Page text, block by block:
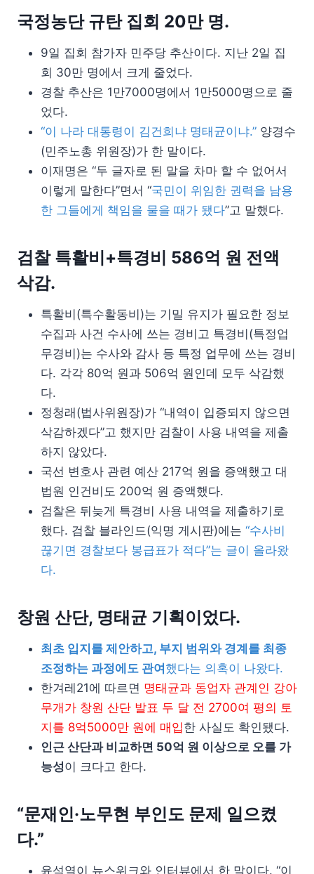
국정농단 규탄 집회 20만 명.
9일 집회 참가자 민주당 추산이다. 지난 2일 집
회 30만 명에서 크게 줄었다.
경찰 추산은 1만7000명에서 1만5000명으로 줄
었다.
“이 나라 대통령이 김건희냐 명태균이냐.” 양경수
(민주노총 위원장)가 한 말이다.
이재명은 “두 글자로 된 말을 차마 할 수 없어서
이렇게 말한다”면서 “국민이 위임한 권력을 남용
한 그들에게 책임을 물을 때가 됐다”고 말했다.
검찰 특활비+특경비 586억 원 전액
삭감.
특활비(특수활동비)는 기밀 유지가 필요한 정보
수집과 사건 수사에 쓰는 경비고 특경비(특정업
무경비)는 수사와 감사 등 특정 업무에 쓰는 경비
다. 각각 80억 원과 506억 원인데 모두 삭감했
다.
정청래(법사위원장)가 “내역이 입증되지 않으면
삭감하겠다”고 했지만 검찰이 사용 내역을 제출
하지 않았다.
국선 변호사 관련 예산 217억 원을 증액했고 대
법원 인건비도 200억 원 증액했다.
검찰은 뒤늦게 특경비 사용 내역을 제출하기로
했다. 검찰 블라인드(익명 게시판)에는 “수사비
끊기면 경찰보다 봉급표가 적다”는 글이 올라왔
다.
창원 산단, 명태균 기획이었다.
최초 입지를 제안하고, 부지 범위와 경계를 최종
조정하는 과정에도 관여 했다는 의혹이 나왔다.
한겨레21에 따르면 명태균과 동업자 관계인 강아
무개가 창원 산단 발표 두 달 전 2700여 평의 토
지를 8억5000만 원에 매입한 사실도 확인됐다.
인근 산단과 비교하면 50억 원 이상으로 오를 가
능성이 크다고 한다.
“문재인·노무현 부인도 문제 일으켰
다.”
윤석열이 뉴스위크와 인터뷰에서 한 말이다. “이